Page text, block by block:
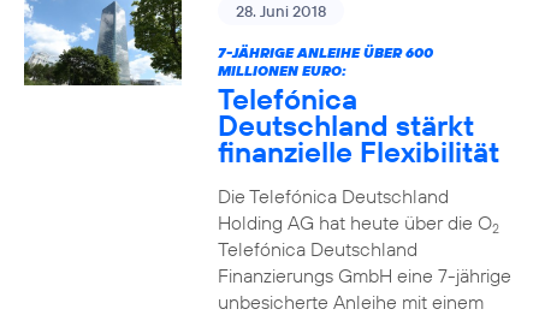
28. Juni 2018
7-JÄHRIGE ANLEIHE ÜBER 600
MILLIONEN EURO:
Telefónica
Deutschland stärkt
finanzielle Flexibilität
Die Telefónica Deutschland
Holding AG hat heute über die O2
Telefónica Deutschland
Finanzierungs GmbH eine 7-jährige
unbesicherte Anleihe mit einem